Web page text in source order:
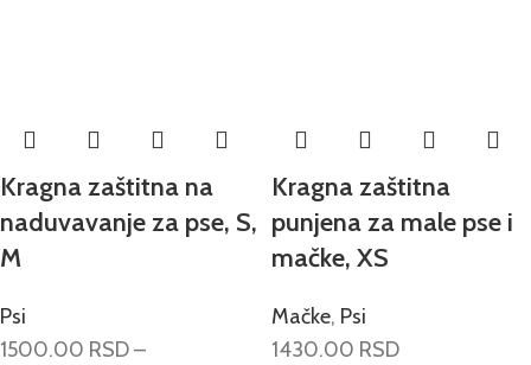
Kragna zaštitna na
naduvavanje za pse, S,
M
Psi
1500.00 RSD–
Kragna zaštitna
punjena za male pse i
mačke, XS
Mačke, Psi
1430.00 RSD